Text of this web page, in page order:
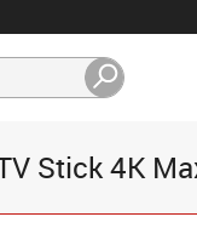
Stick 4K